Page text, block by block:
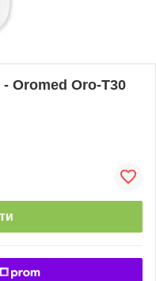
Oromed Oro-T30